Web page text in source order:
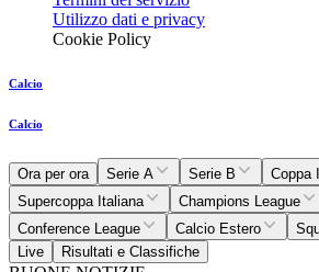
Utilizzo dati e privacy
Cookie Policy
Calcio
Calcio
Ora per ora Serie A Serie B
Coppa
Supercoppa Italiana
Champions League
Conference League
Calcio Estero
Live
Risultati e Classifiche